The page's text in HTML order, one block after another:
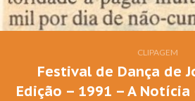
CLIPAGEM
Festival de Dança de
Edição – 1991 – A